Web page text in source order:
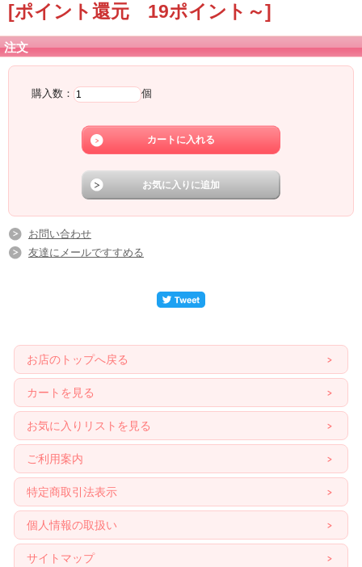
[ポイント還元 19ポイント～]
注文
購入数： 個
お問い合わせ
友達にメールですすめる
お店のトップへ戻る
カートを見る
お気に入りリストを見る
ご利用案内
特定商取引法表示
個人情報の取扱い
サイトマップ